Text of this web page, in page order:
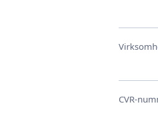
CVR-